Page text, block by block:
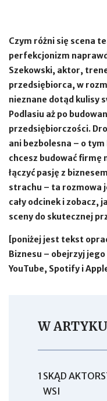
Czym różni się scena
perfekcjonizm
Szekowski, aktor,
przedsiębiorca, w
nieznane dotąd kulisy
Podlasiu aż po
przedsiębiorczości.
ani bezbolesna – o
chcesz budować firmę
łączyć pasję z
strachu – ta rozmowa
cały odcinek i zobacz,
sceny do skutecznej
[poniżej jest tekst
Biznesu – obejrzyj
YouTube, Spotify i
W
1 SKĄD
WSI